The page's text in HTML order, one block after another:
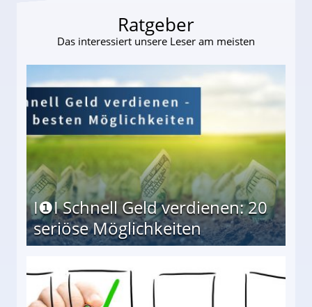
Ratgeber
Das interessiert unsere Leser am meisten
I❶I Schnell Geld verdienen: 20
seriöse Möglichkeiten